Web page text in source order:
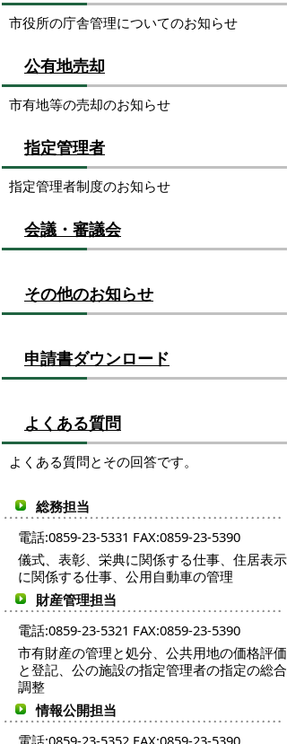
市役所の庁舎管理についてのお知らせ
公有地売却
市有地等の売却のお知らせ
指定管理者
指定管理者制度のお知らせ
会議・審議会
その他のお知らせ
申請書ダウンロード
よくある質問
よくある質問とその回答です。
総務担当
電話:0859-23-5331 FAX:0859-23-5390
儀式、表彰、栄典に関係する仕事、住居表示
に関係する仕事、公用自動車の管理
財産管理担当
電話:0859-23-5321 FAX:0859-23-5390
市有財産の管理と処分、公共用地の価格評価
と登記、公の施設の指定管理者の指定の総合
調整
情報公開担当
電話:0859-23-5352 FAX:0859-23-5390